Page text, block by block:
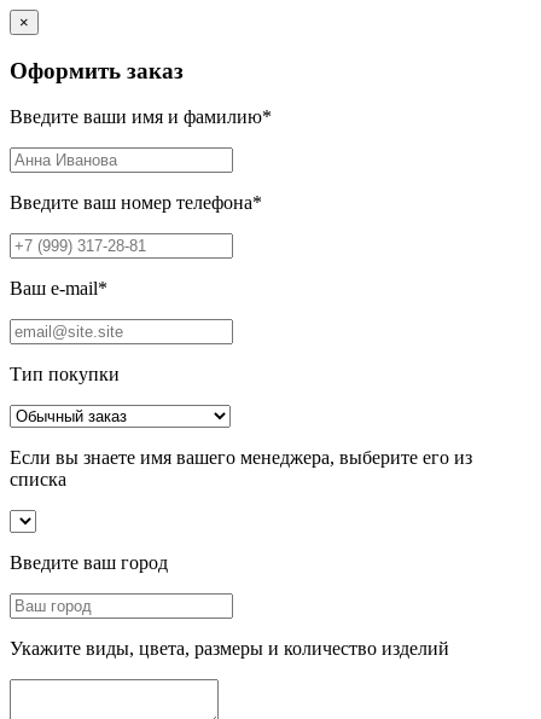
×
Оформить заказ
Введите ваши имя и фамилию*
Введите ваш номер телефона*
Ваш e-mail*
Тип покупки
Если вы знаете имя вашего менеджера, выберите его из
списка
Введите ваш город
Укажите виды, цвета, размеры и количество изделий